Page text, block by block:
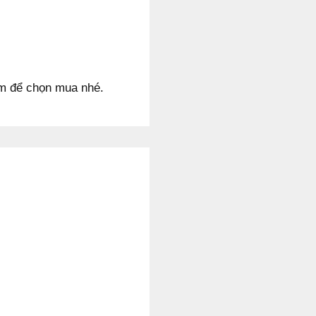
để chọn mua nhé.